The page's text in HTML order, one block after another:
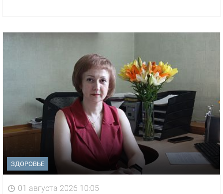
ЗДОРОВЬЕ
01 августа 2026 10:05